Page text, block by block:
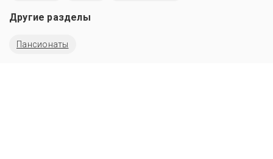
Другие разделы
Пансионаты